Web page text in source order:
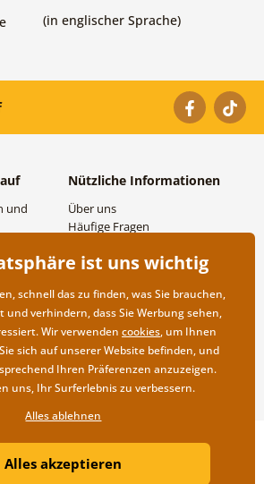
(in englischer Sprache)
und
Nützliche Informationen
Über uns
Häufige Fragen
Großhandel und
©2019 © Dovido.de.
Litvanyi.sk| Online-Shop erstellt von
ist uns wichtig
schnell das zu finden, was Sie brauchen,
und verhindern, dass Sie Werbung sehen,
Wir verwenden cookies, um Ihnen
sich auf unserer Website befinden, und
Ihren Präferenzen anzuzeigen.
uns, Ihr Surferlebnis zu verbessern.
Alles ablehnen
Alles akzeptieren